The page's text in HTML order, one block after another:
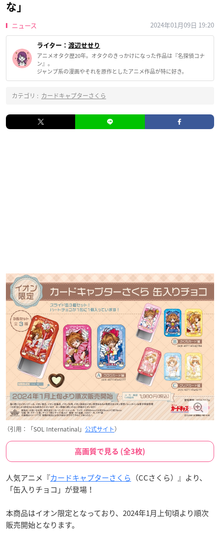
な」
ニュース 2024年01月09日 19:20
ライター： 渡辺せせり
アニメオタク歴20年。オタクのきっかけになった作品は『名探偵コナ
ン』。
ジャンプ系の漫画やそれを原作としたアニメ作品が特に好き。
カテゴリ : カードキャプターさくら
（引用：「SOL Internatinal」 公式サイト）
高画質で見る (全3枚)
人気アニメ『カードキャプターさくら （CCさくら）』より、
「缶入りチョコ」が登場！
本商品はイオン限定となっており、2024年1月上旬頃より順次
販売開始となります。